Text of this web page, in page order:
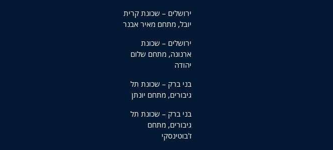
ירושלים – שכונת קרית
יובל, מתחם מאיר אבנר
ירושלים – שכונת
ארנונה, מתחם שלום
יהודה
בני ברק – שכונת תל
גיבורים, מתחם יונתן
בני ברק – שכונת תל
גיבורים, מתחם
ז'בוטינסקי